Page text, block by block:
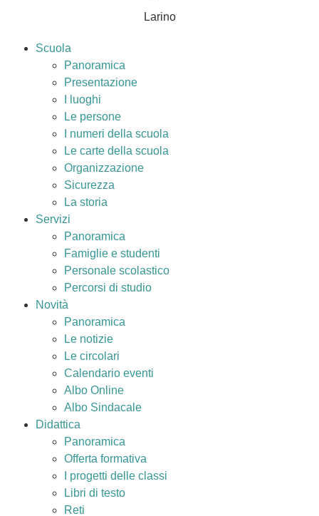
Larino
Scuola
Panoramica
Presentazione
I luoghi
Le persone
I numeri della scuola
Le carte della scuola
Organizzazione
Sicurezza
La storia
Servizi
Panoramica
Famiglie e studenti
Personale scolastico
Percorsi di studio
Novità
Panoramica
Le notizie
Le circolari
Calendario eventi
Albo Online
Albo Sindacale
Didattica
Panoramica
Offerta formativa
I progetti delle classi
Libri di testo
Reti